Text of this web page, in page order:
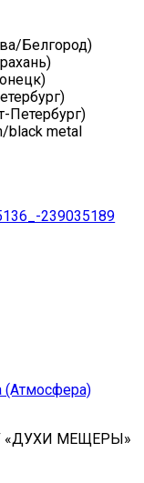
Белгород)
Петербург)
black metal
239035189
«ДУХИ МЕЩЕРЫ»